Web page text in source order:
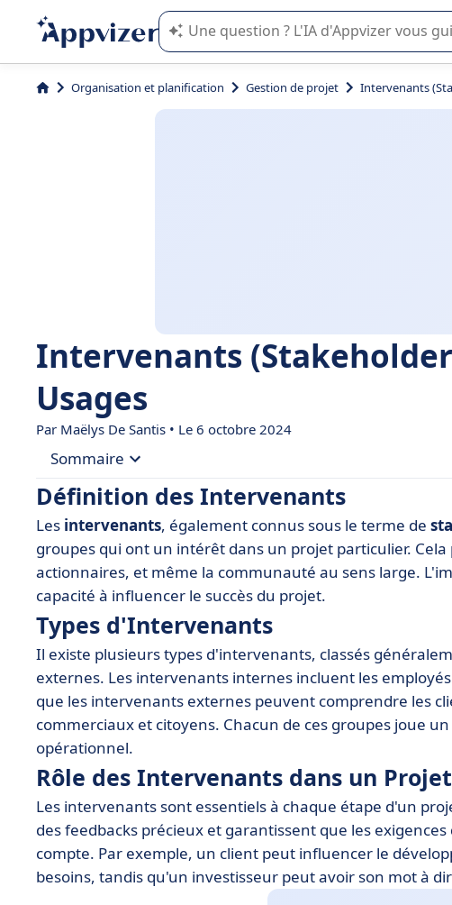
L'IA de Appvizer vous guide dans
Organisation et planification Gestion de projet Intervenants
Intervenants
Usages
Par Maëlys De Santis • Le 6 octobre 2024
Sommaire
• Définition des Intervenants
• Types d'Intervenants
• Rôle des Intervenants dans un Projet
• Importance de l'Engagement des Intervenants
• Outils et Techniques pour Gérer les Intervenants
• Études de Cas sur l'Implication des Intervenants
Définition des Intervenants
Les intervenants, également connus sous le terme de
groupes qui ont un intérêt dans un projet particulier.
actionnaires, et même la communauté au sens large.
capacité à influencer le succès du projet.
Types d'Intervenants
Il existe plusieurs types d'intervenants, classés
externes. Les intervenants internes incluent les
que les intervenants externes peuvent comprendre les
commerciaux et citoyens. Chacun de ces groupes joue
opérationnel.
Rôle des Intervenants dans un Projet
Les intervenants sont essentiels à chaque étape d'un
des feedbacks précieux et garantissent que les
compte. Par exemple, un client peut influencer le
besoins, tandis qu'un investisseur peut avoir son mot à